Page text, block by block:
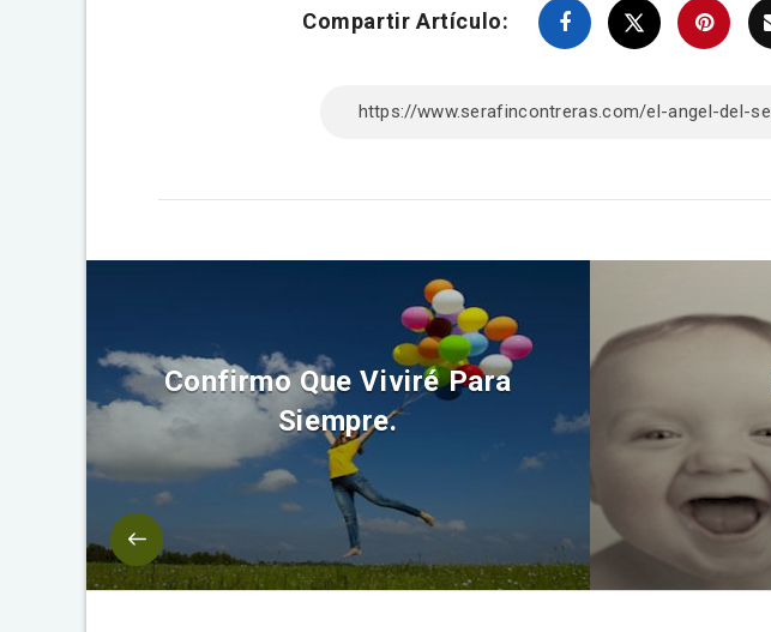
Compartir Artículo:
Confirmo Que Viviré Para
Siempre.